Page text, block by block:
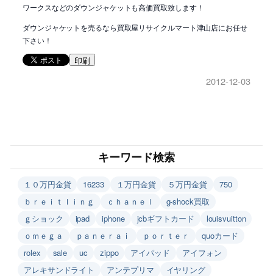
ワークスなどのダウンジャケットも高価買取致します！
ダウンジャケットを売るなら買取屋リサイクルマート津山店にお任せ
下さい！
印刷
2012-12-03
キーワード検索
１０万円金貨 16233 １万円金貨 ５万円金貨
750
ｂｒｅｉｔｌｉｎｇ
ｃｈａｎｅｌ
g-shock買取
ｇショック
ipad iphone jcbギフトカード
louisvuitton
ｏｍｅｇａ
ｐａｎｅｒａｉ ｐｏｒｔｅｒ
quoカード
rolex
sale uc zippo アイパッド
アイフォン
アレキサンドライト
アンテプリマ
イヤリング